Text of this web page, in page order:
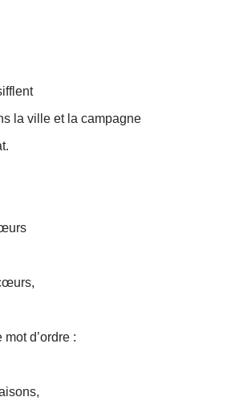
la ville et la campagne
d’ordre :